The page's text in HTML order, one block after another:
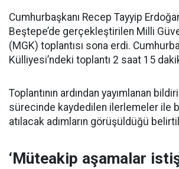
Cumhurbaşkanı Recep Tayyip
Beştepe’de gerçekleştirilen Milli
(MGK) toplantısı sona erdi.
Külliyesi’ndeki toplantı 2 saat 15
Toplantının ardından yayımlanan
sürecinde kaydedilen ilerlemeler ile
atılacak adımların görüşüldüğü
‘Müteakip aşamalar